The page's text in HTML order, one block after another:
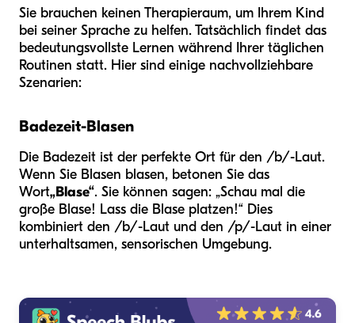
Sie brauchen keinen Therapieraum, um Ihrem Kind
bei seiner Sprache zu helfen. Tatsächlich findet das
bedeutungsvollste Lernen während Ihrer täglichen
Routinen statt. Hier sind einige nachvollziehbare
Szenarien:
Badezeit-Blasen
Die Badezeit ist der perfekte Ort für den /b/-Laut.
Wenn Sie Blasen blasen, betonen Sie das
Wort„Blase“. Sie können sagen: „Schau mal die
große Blase! Lass die Blase platzen!“ Dies
kombiniert den /b/-Laut und den /p/-Laut in einer
unterhaltsamen, sensorischen Umgebung.